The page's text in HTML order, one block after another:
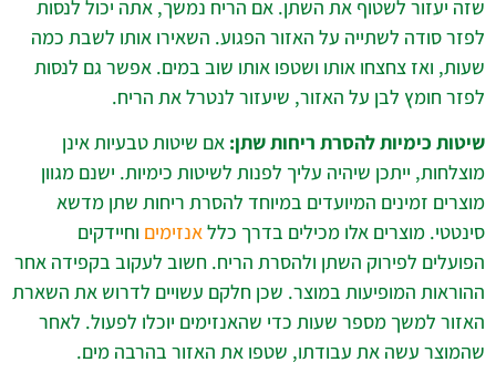
שזה יעזור לשטוף את השתן. אם הריח נמשך, אתה יכול לנסות
לפזר סודה לשתייה על האזור הפגוע. השאירו אותו לשבת כמה
שעות, ואז צחצחו אותו ושטפו אותו שוב במים. אפשר גם לנסות
לפזר חומץ לבן על האזור, שיעזור לנטרל את הריח.
שיטות כימיות להסרת ריחות שתן: אם שיטות טבעיות אינן
מוצלחות, ייתכן שיהיה עליך לפנות לשיטות כימיות. ישנם מגוון
מוצרים זמינים המיועדים במיוחד להסרת ריחות שתן מדשא
סינטטי. מוצרים אלו מכילים בדרך כללאנזימים וחיידקים
הפועלים לפירוק השתן ולהסרת הריח. חשוב לעקוב בקפידה אחר
ההוראות המופיעות במוצר. שכן חלקם עשויים לדרוש את השארת
האזור למשך מספר שעות כדי שהאנזימים יוכלו לפעול. לאחר
שהמוצר עשה את עבודתו, שטפו את האזור בהרבה מים.